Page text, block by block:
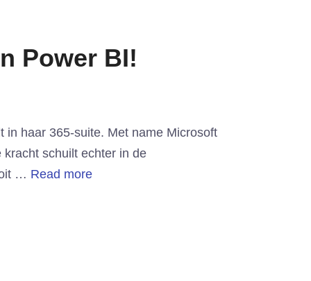
Power BI!
in haar 365-suite. Met name Microsoft
schuilt echter in de
… Read more